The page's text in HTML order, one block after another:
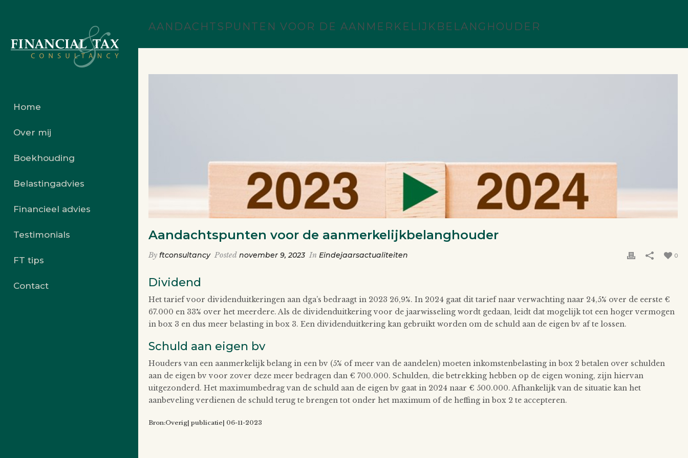
Home
Over mij
Boekhouding
Belastingadvies
Financieel advies
Testimonials
FT tips
Contact
AANDACHTSPUNTEN VOOR DE AANMERKELIJKBELANGHOUDER
Aandachtspunten voor de aanmerkelijkbelanghouder
By ftconsultancy Posted november 9, 2023 In Eindejaarsactualiteiten 0
Dividend
Het tarief voor dividenduitkeringen aan dga’s bedraagt in 2023 26,9%. In 2024 gaat dit tarief naar verwachting naar 24,5% over de eerste €
67.000 en 33% over het meerdere. Als de dividenduitkering voor de jaarwisseling wordt gedaan, leidt dat mogelijk tot een hoger vermogen
in box 3 en dus meer belasting in box 3. Een dividenduitkering kan gebruikt worden om de schuld aan de eigen bv af te lossen.
Schuld aan eigen bv
Houders van een aanmerkelijk belang in een bv (5% of meer van de aandelen) moeten inkomstenbelasting in box 2 betalen over schulden
aan de eigen bv voor zover deze meer bedragen dan € 700.000. Schulden, die betrekking hebben op de eigen woning, zijn hiervan
uitgezonderd. Het maximumbedrag van de schuld aan de eigen bv gaat in 2024 naar € 500.000. Afhankelijk van de situatie kan het
aanbeveling verdienen de schuld terug te brengen tot onder het maximum of de heffing in box 2 te accepteren.
Bron:Overig| publicatie| 06-11-2023